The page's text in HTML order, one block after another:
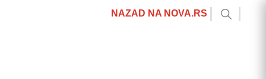
NAZAD NA NOVA.RS